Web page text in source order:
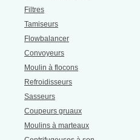
Filtres
Tamiseurs
Flowbalancer
Convoyeurs
Moulin à flocons
Refroidisseurs
Sasseurs
Coupeurs gruaux
Moulins à marteaux